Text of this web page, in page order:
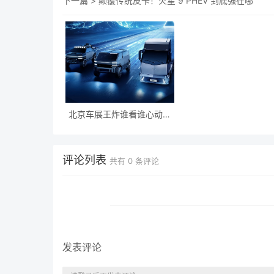
北京车展王炸谁看谁心动！
评论列表 共有 0 条评论
发表评论